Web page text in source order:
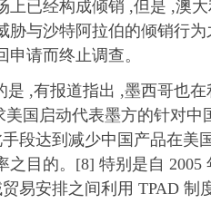
上已经构成倾销 ,但是 ,澳
胁与沙特阿拉伯的倾销行
请而终止调查。
是 ,有报道指出 ,墨西哥也
美国启动代表墨方的针对
段达到减少中国产品在美
之目的。[8] 特别是自 2005
易安排之间利用 TPAD 制